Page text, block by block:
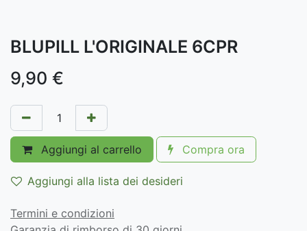
BLUPILL L'ORIGINALE 6CPR
9,90 €
Aggiungi al carrello Compra ora
Aggiungi alla lista dei desideri
Termini e condizioni